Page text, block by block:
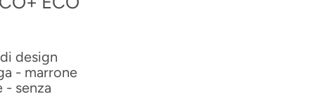
design
- marrone
- senza